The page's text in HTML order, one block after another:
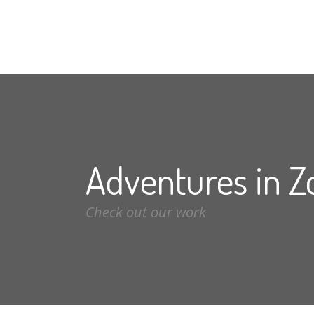
Adventures in
Check out our work